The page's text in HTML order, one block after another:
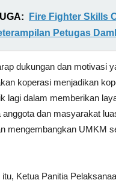
Fire Fighter Skills
Petugas
dukungan dan motivasi
koperasi menjadikan
lagi dalam memberikan
anggota dan masyarakat
mengembangkan UMKM
itu, Ketua Panitia